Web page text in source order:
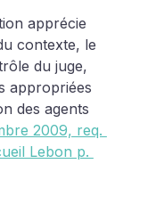
apprécie
contexte, le
du juge,
appropriées
des agents
2009, req.
Lebon p.